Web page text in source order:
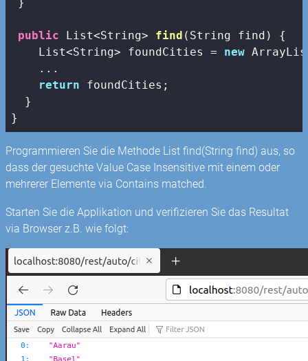
public List<String> find (String find)
{
    List<String> foundCities =
new
    ...
return foundCities;
  }
}
Programmieren Sie die Methode List find(String find) aus, so
dass der gesuchte Value Case Insensitive mit einem oder
mehrerer Elemente via Contains matched.
Starten Sie die Applikation und verifizieren Sie das Resultat
via Browser z.B. wie folgt: